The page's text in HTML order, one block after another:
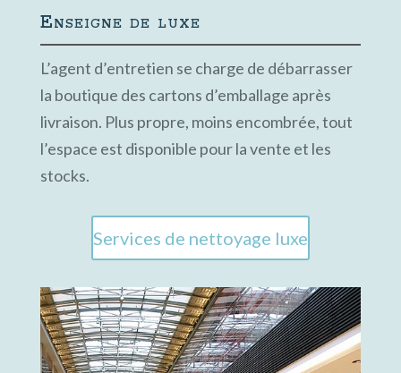
Enseigne de luxe
L’agent d’entretien se charge de débarrasser
la boutique des cartons d’emballage après
livraison. Plus propre, moins encombrée, tout
l’espace est disponible pour la vente et les
stocks.
Services de nettoyage luxe